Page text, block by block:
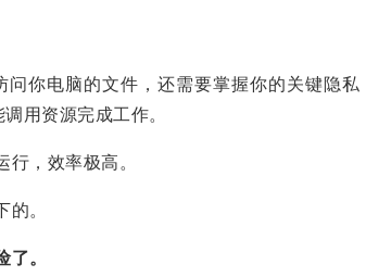
你电脑的文件，还需要掌握你的关键隐私
用资源完成工作。
，效率极高。
。
。